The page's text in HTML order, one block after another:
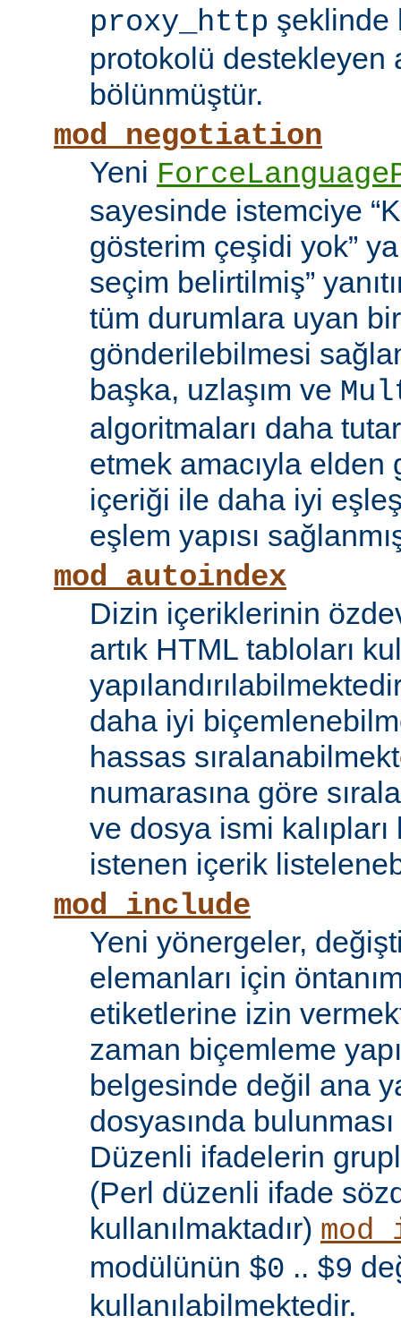
proxy_http şeklinde
protokolü destekleyen
bölünmüştür.
mod_negotiation
Yeni
sayesinde istemciye
gösterim çeşidi yok”
seçim belirtilmiş”
tüm durumlara uyan
gönderilebilmesi
başka, uzlaşım ve
algoritmaları daha
etmek amacıyla
içeriği ile daha iyi
eşlem yapısı
mod_autoindex
Dizin içeriklerinin
artık HTML tabloları
daha iyi
hassas
numarasına göre
ve dosya ismi
istenen içerik
mod_include
Yeni yönergeler,
elemanları için
etiketlerine izin
zaman biçemleme
belgesinde değil ana
dosyasında
Düzenli ifadelerin
(Perl düzenli ifade
kullanılmaktadır)
modülünün $0 .. $9
kullanılabilmektedir.